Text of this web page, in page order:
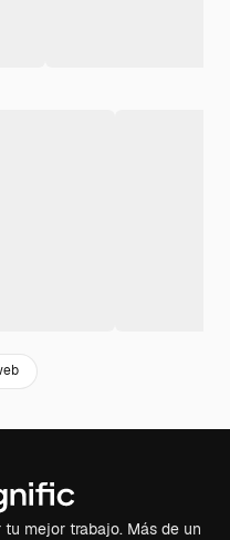
mejor trabajo. Más de un